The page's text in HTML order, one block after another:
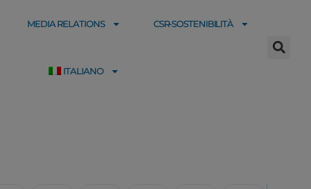
MEDIA RELATIONS CSR-SOSTENIBILITÀ
ITALIANO